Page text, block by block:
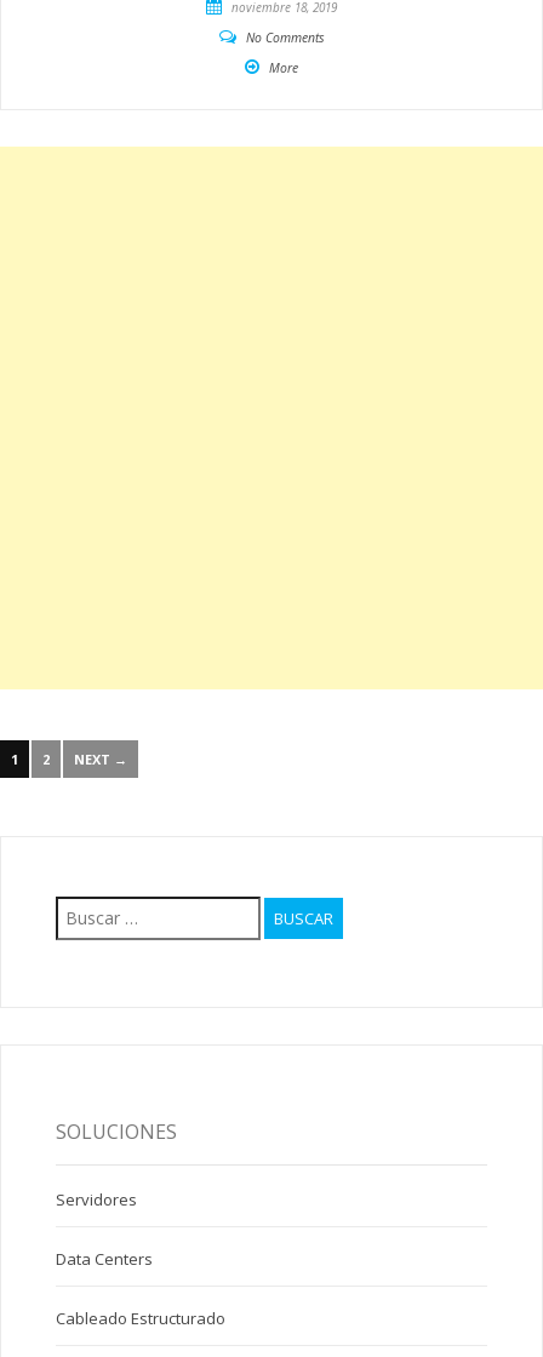
noviembre 18, 2019
No Comments
More
1 2 NEXT →
Buscar:
SOLUCIONES
Servidores
Data Centers
Cableado Estructurado